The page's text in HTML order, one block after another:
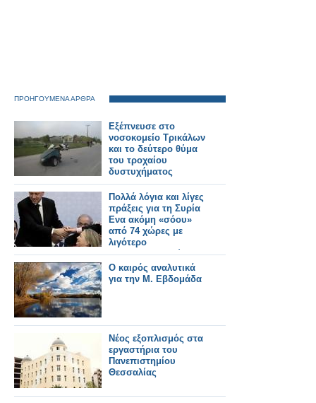
ΠΡΟΗΓΟΥΜΕΝΑ ΑΡΘΡΑ
Εξέπνευσε στο
νοσοκομείο Τρικάλων
και το δεύτερο θύμα
του τροχαίου
δυστυχήματος
Πολλά λόγια και λίγες
πράξεις για τη Συρία
Ενα ακόμη «σόου»
από 74 χώρες με
λιγότερο
«ανθρωπιστικούς»
στόχους
Ο καιρός αναλυτικά
για την Μ. Εβδομάδα
Νέος εξοπλισμός στα
εργαστήρια του
Πανεπιστημίου
Θεσσαλίας